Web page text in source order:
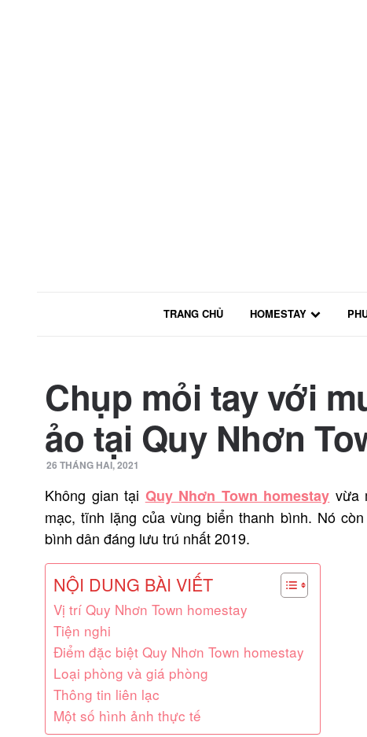
TRANG CHỦ HOMESTAY
Chụp mỏi tay với
ảo tại Quy Nhơn
26 THÁNG HAI, 2021
Không gian tại Quy Nhơn Town homestay vừa
mạc, tĩnh lặng của vùng biển thanh bình. Nó
bình dân đáng lưu trú nhất 2019.
NỘI DUNG BÀI VIẾT
Vị trí Quy Nhơn Town homestay
Tiện nghi
Điểm đặc biệt Quy Nhơn Town homestay
Loại phòng và giá phòng
Thông tin liên lạc
Một số hình ảnh thực tế